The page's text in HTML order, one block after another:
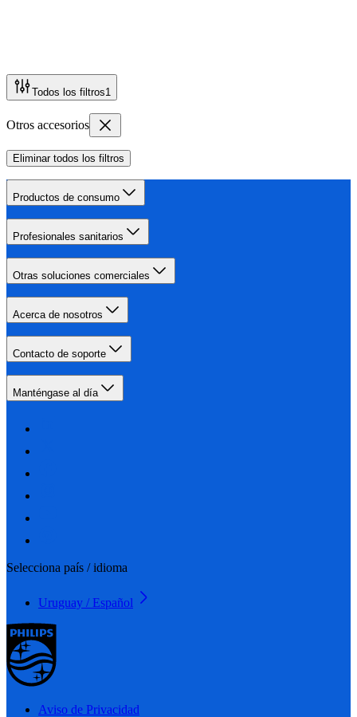
Todos los filtros1
Otros accesorios
Eliminar todos los filtros
Productos de consumo
Profesionales sanitarios
Otras soluciones comerciales
Acerca de nosotros
Contacto de soporte
Manténgase al día
Selecciona país / idioma
Uruguay / Español
Aviso de Privacidad